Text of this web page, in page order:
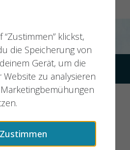
Rechte vorbehalten
klickst,
die Speicherung von
Gerät, um die
zu analysieren
Zustimmen